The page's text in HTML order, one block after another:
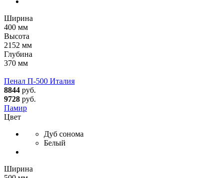
Ширина
400 мм
Высота
2152 мм
Глубина
370 мм
Пенал П-500 Италия
8844 руб.
9728 руб.
Памир
Цвет
Дуб сонома
Белый
Ширина